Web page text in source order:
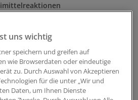
nachhaltig belastet
nach überstandenem
des
für schwere Hautreaktionen
Betroffenen nachgefragt.
uns wichtig
speichern und greifen auf
wie Browserdaten oder eindeutige
zu. Durch Auswahl von Akzeptieren
für die unter „Wir und
Daten, um Ihnen Dienste